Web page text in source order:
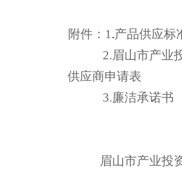
附件： 1.产品供应标
2.眉山市产业
供应商申请表
3.廉洁承诺书
眉山市产业投